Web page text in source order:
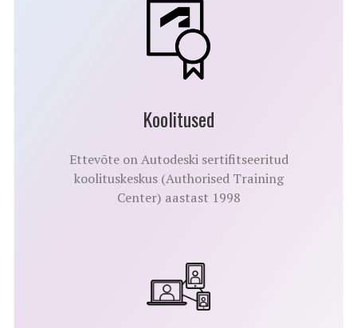
Koolitused
Ettevõte on Autodeski sertifitseeritud
koolituskeskus (Authorised Training
Center) aastast 1998